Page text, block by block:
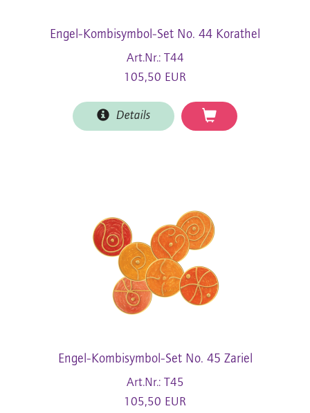
Engel-Kombisymbol-Set No. 44 Korathel
Art.Nr.: T44
105,50 EUR
Details
Engel-Kombisymbol-Set No. 45 Zariel
Art.Nr.: T45
105,50 EUR